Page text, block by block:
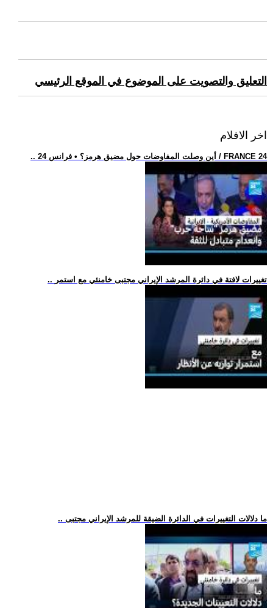
التعليق والتصويت على الموضوع في الموقع الرئيسي
اخر الافلام
.. أين وصلت المفاوضات حول مضيق هرمز؟ • فرانس 24 / FRANCE 24
.. تغييرات لافتة في دائرة المرشد الإيراني مجتبى خامنئي مع استمر
.. ما دلالات التغييرات في الدائرة الضيقة للمرشد الإيراني مجتبى